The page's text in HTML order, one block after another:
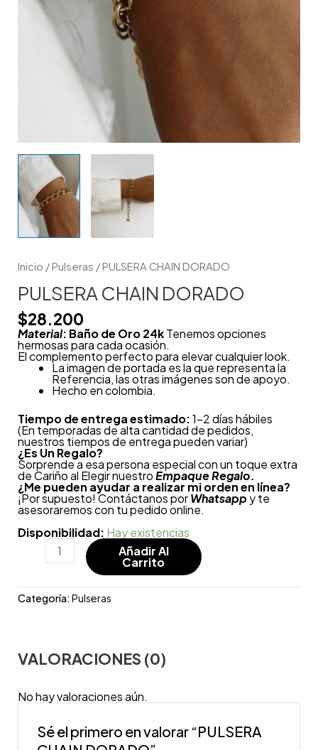
Inicio /Pulseras / PULSERA CHAIN DORADO
PULSERA CHAIN DORADO
$28.200
Material: Baño de Oro 24kTenemos opciones
hermosas para cada ocasión.
El complemento perfecto para elevar cualquier look.
La imagen de portada es la que representa la
Referencia, las otras imágenes son de apoyo.
Hecho en colombia.
Tiempo de entrega estimado:1-2 días hábiles
(En temporadas de alta cantidad de pedidos,
nuestros tiempos de entrega pueden variar)
¿Es Un Regalo?
Sorprende a esa persona especial con un toque extra
de Cariño al Elegir nuestroEmpaque Regalo.
¿Me pueden ayudar a realizar mi orden en línea?
¡Por supuesto! Contáctanos porWhatsapp y te
asesoraremos con tu pedido online.
Disponibilidad: Hay existencias
Añadir Al
Carrito
Categoría:Pulseras
VALORACIONES (0)
No hay valoraciones aún.
Sé el primero en valorar “PULSERA